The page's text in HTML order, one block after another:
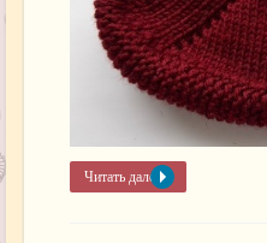
Читать далее »